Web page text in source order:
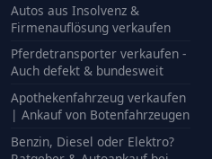
Autos aus Insolvenz &
Firmenauflösung verkaufen
Pferdetransporter verkaufen -
Auch defekt & bundesweit
Apothekenfahrzeug verkaufen
| Ankauf von Botenfahrzeugen
Benzin, Diesel oder Elektro?